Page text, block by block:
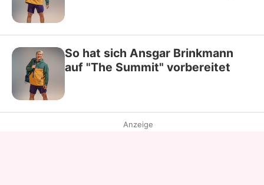
So hat sich Ansgar Brinkmann
auf "The Summit" vorbereitet
Anzeige